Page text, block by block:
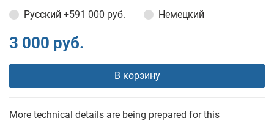
Русский +591 000 руб. Немецкий
3 000 руб.
В корзину
More technical details are being prepared for this